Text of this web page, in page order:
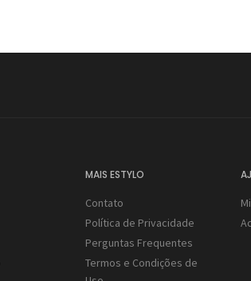
MAIS ESTYLO
Contato
Política de Privacidade
Perguntas Frequentes
Termos e Condições de